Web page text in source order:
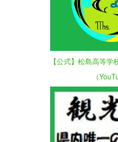
【公式】松島高等
（